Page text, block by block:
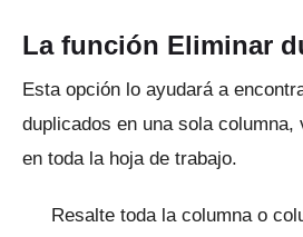
La función Eliminar
Esta opción lo ayudará a
duplicados en una sola columna,
en toda la hoja de trabajo.
Resalte toda la columna o